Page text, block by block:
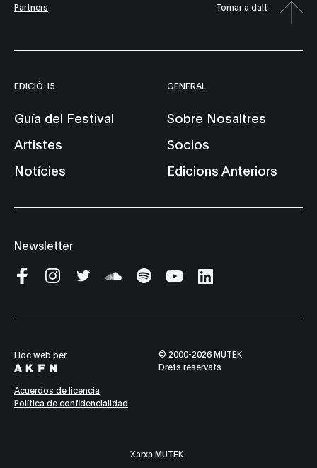
Partners Tornar a dalt
EDICIÓ 15
Guía del Festival
Artistes
Notícies
GENERAL
Sobre Nosaltres
Socios
Edicions Anteriors
Newsletter
Lloc web per
© 2000-2026 MUTEK
Drets reservats
Acuerdos de licencia
Política de confidencialidad
Xarxa MUTEK